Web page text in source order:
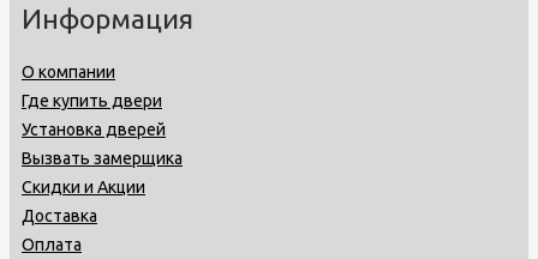
Информация
О компании
Где купить двери
Установка дверей
Вызвать замерщика
Скидки и Акции
Доставка
Оплата